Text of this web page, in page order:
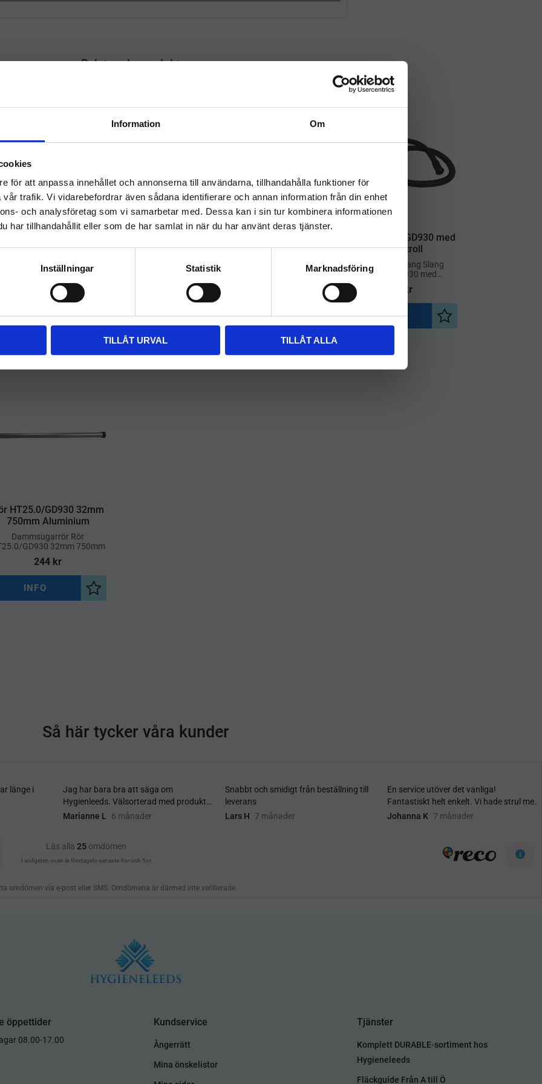
Information Om
för att anpassa innehållet och annonserna till användarna, tillhandahålla funktioner för
trafik. Vi vidarebefordrar även sådana identifierare och annan information från din enhet
och analysföretag som vi samarbetar med. Dessa kan i sin tur kombinera informationen
har tillhandahållit eller som de har samlat in när du har använt deras tjänster.
Inställningar Statistik Marknadsföring
TILLÅT URVAL TILLÅT ALLA
Relaterade produkter
svart
Slang 32mm
Löpmeter Svart
kr
Lägg till i önskelista
INFO
1000/VP300
​Dammsugarslang Slang Nilfisk
GD 1000/VP300
499
Lägg till i önskelista
INFO
Slang HT25.0/GD930 med
sugkontroll
Dammsugarslang Slang
HT25.0/GD930 med
kr
Lägg till i önskelista
INFO
HT25.0/GD930 32mm
750mm Aluminium
​Dammsugarrör Rör
GD930 32mm 750mm
244 kr
Lägg till i önskelista
INFO
Så här tycker våra kunder
öppettider
08.00-17.00
Kundservice
Ångerrätt
Mina önskelistor
Tjänster
Komplett DURABLE-sortiment hos
Hygieneleeds
Fläckguide Från A till Ö
hygieneleeds.se
Vill du handla som företag eller privatperson?
FÖRETAG
Priser visas exkl. moms
PRIVAT
Priser visas inkl. moms